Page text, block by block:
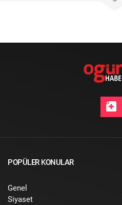
POPÜLER KONULAR
Genel
Siyaset